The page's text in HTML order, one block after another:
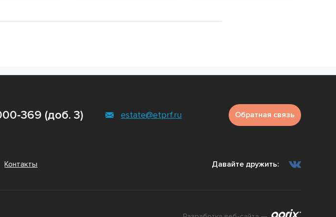
369 (доб. 3) estate@etprf.ru Обратная связь
Контакты Давайте дружить: